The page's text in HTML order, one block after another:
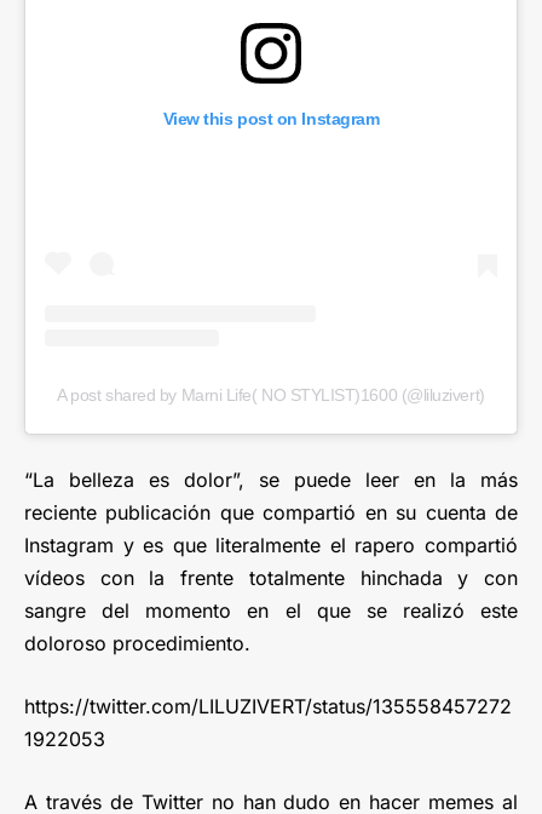
View this post on Instagram
A post shared by Marni Life( NO STYLIST)1600 (@liluzivert)
“La belleza es dolor”, se puede leer en la más
reciente publicación que compartió en su cuenta de
Instagram y es que literalmente el rapero compartió
vídeos con la frente totalmente hinchada y con
sangre del momento en el que se realizó este
doloroso procedimiento.
https://twitter.com/LILUZIVERT/status/135558457272
1922053
A través de Twitter no han dudo en hacer memes al